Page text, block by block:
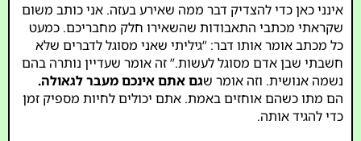
אינני כאן כדי להצדיק דבר ממה שאירע בעזה. אני כותב משום
שקראתי מכתבי התאבודות שהשאירו חלק מחבריכם. כמעט
כל מכתב אומר אותו דבר: “גיליתי שאני מסוגל לדברים שלא
חשבתי שבן אדם מסוגל לעשות.” זה אומר שעדיין נותרה בהם
נשמה אנושית. וזה אומר שגם אתם אינכם מעבר לגאולה.
הם מתו כשהם אוחזים באמת. אתם יכולים לחיות מספיק זמן
כדי להגיד אותה.